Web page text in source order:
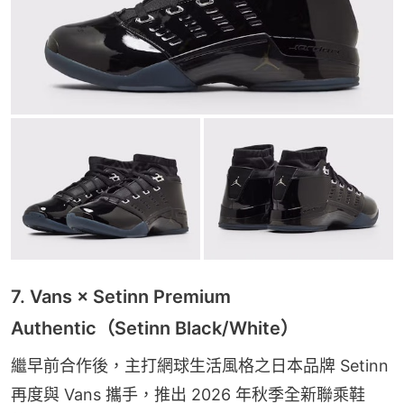
7. Vans × Setinn Premium
Authentic（Setinn Black/White）
繼早前合作後，主打網球生活風格之日本品牌 Setinn
再度與 Vans 攜手，推出 2026 年秋季全新聯乘鞋